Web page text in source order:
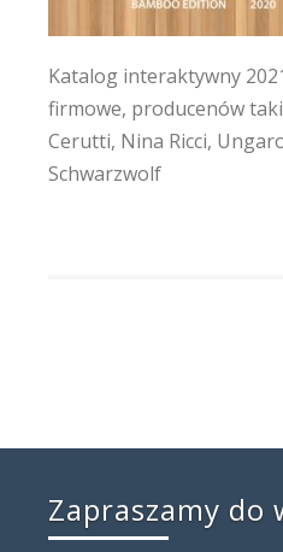
Katalog interaktywny
firmowe, producenów
Cerutti, Nina Ricci,
Schwarzwolf
Zapraszamy do